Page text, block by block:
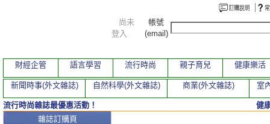
本期文章
雜誌訂購頁
尚未
登入
帳號
(email)
財經企管 語言學習 流行時尚 親子育兒 健康樂活
新聞時事(外文雜誌) 自然科學(外文雜誌) 商業(外文雜誌) 室
流行時尚雜誌最優惠活動！ 健